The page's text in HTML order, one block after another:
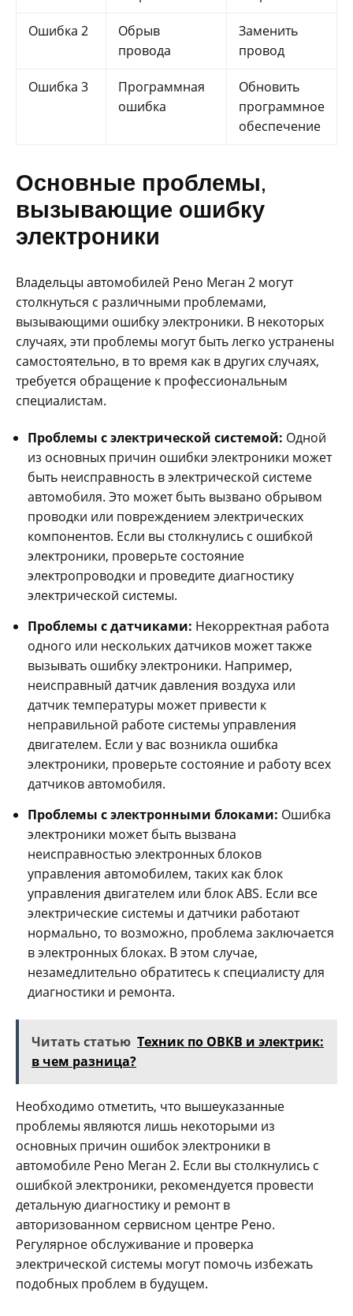
Ошибка 2
Обрыв
провода
Заменить
провод
Ошибка 3
Программная
ошибка
Обновить
программное
обеспечение
Основные проблемы,
вызывающие ошибку
электроники
Владельцы автомобилей Рено Меган 2 могут
столкнуться с различными проблемами,
вызывающими ошибку электроники. В некоторых
случаях, эти проблемы могут быть легко устранены
самостоятельно, в то время как в других случаях,
требуется обращение к профессиональным
специалистам.
Проблемы с электрической системой: Одной
из основных причин ошибки электроники может
быть неисправность в электрической системе
автомобиля. Это может быть вызвано обрывом
проводки или повреждением электрических
компонентов. Если вы столкнулись с ошибкой
электроники, проверьте состояние
электропроводки и проведите диагностику
электрической системы.
Проблемы с датчиками: Некорректная работа
одного или нескольких датчиков может также
вызывать ошибку электроники. Например,
неисправный датчик давления воздуха или
датчик температуры может привести к
неправильной работе системы управления
двигателем. Если у вас возникла ошибка
электроники, проверьте состояние и работу всех
датчиков автомобиля.
Проблемы с электронными блоками: Ошибка
электроники может быть вызвана
неисправностью электронных блоков
управления автомобилем, таких как блок
управления двигателем или блок ABS. Если все
электрические системы и датчики работают
нормально, то возможно, проблема заключается
в электронных блоках. В этом случае,
незамедлительно обратитесь к специалисту для
диагностики и ремонта.
Читать статью Техник по ОВКВ и электрик:
в чем разница?
Необходимо отметить, что вышеуказанные
проблемы являются лишь некоторыми из
основных причин ошибок электроники в
автомобиле Рено Меган 2. Если вы столкнулись с
ошибкой электроники, рекомендуется провести
детальную диагностику и ремонт в
авторизованном сервисном центре Рено.
Регулярное обслуживание и проверка
электрической системы могут помочь избежать
подобных проблем в будущем.